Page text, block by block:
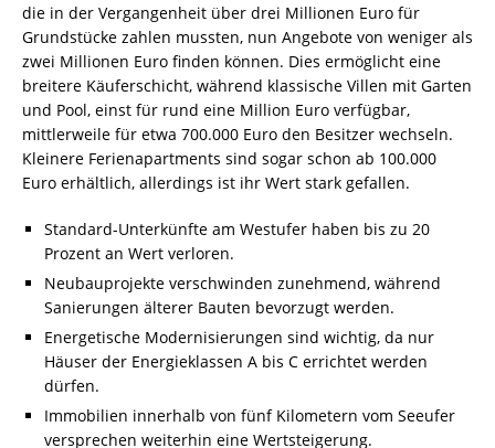
die in der Vergangenheit über drei Millionen Euro für
Grundstücke zahlen mussten, nun Angebote von weniger als
zwei Millionen Euro finden können. Dies ermöglicht eine
breitere Käuferschicht, während klassische Villen mit Garten
und Pool, einst für rund eine Million Euro verfügbar,
mittlerweile für etwa 700.000 Euro den Besitzer wechseln.
Kleinere Ferienapartments sind sogar schon ab 100.000
Euro erhältlich, allerdings ist ihr Wert stark gefallen.
Standard-Unterkünfte am Westufer haben bis zu 20
Prozent an Wert verloren.
Neubauprojekte verschwinden zunehmend, während
Sanierungen älterer Bauten bevorzugt werden.
Energetische Modernisierungen sind wichtig, da nur
Häuser der Energieklassen A bis C errichtet werden
dürfen.
Immobilien innerhalb von fünf Kilometern vom Seeufer
versprechen weiterhin eine Wertsteigerung.